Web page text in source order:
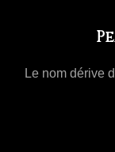
Le nom dérive